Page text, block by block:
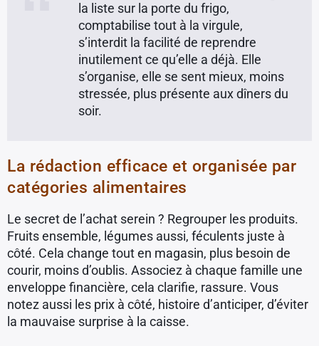
la liste sur la porte du frigo,
comptabilise tout à la virgule,
s’interdit la facilité de reprendre
inutilement ce qu’elle a déjà. Elle
s’organise, elle se sent mieux, moins
stressée, plus présente aux dîners du
soir.
La rédaction efficace et organisée par
catégories alimentaires
Le secret de l’achat serein ? Regrouper les produits.
Fruits ensemble, légumes aussi, féculents juste à
côté. Cela change tout en magasin, plus besoin de
courir, moins d’oublis. Associez à chaque famille une
enveloppe financière, cela clarifie, rassure. Vous
notez aussi les prix à côté, histoire d’anticiper, d’éviter
la mauvaise surprise à la caisse.